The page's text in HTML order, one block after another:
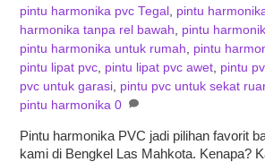
pintu harmonika pvc Tegal , pintu
harmonika tanpa rel bawah, pintu
pintu harmonika untuk rumah, pintu
pintu lipat pvc, pintu lipat pvc awet, pintu
pvc untuk garasi, pintu pvc untuk sekat
pintu harmonika 0
Pintu harmonika PVC jadi pilihan favorit
kami di Bengkel Las Mahkota. Kenapa?